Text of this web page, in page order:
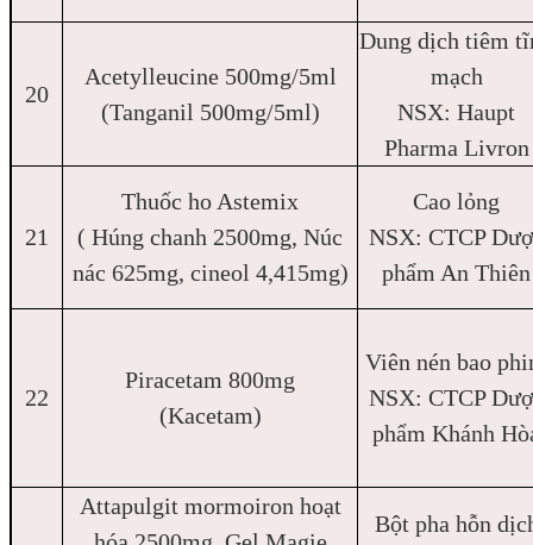
20
Acetylleucine 500mg/5ml
(Tanganil 500mg/5ml)
Dung dịch tiêm
mạch
NSX: Haupt
Pharma Livron
21
Thuốc ho Astemix
( Húng chanh 2500mg, Núc
nác 625mg, cineol 4,415mg)
Cao lỏng
NSX: CTCP
phẩm An Thiên
22
Piracetam 800mg
(Kacetam)
Viên nén bao
NSX: CTCP
phẩm Khánh
Attapulgit mormoiron hoạt
Bột pha hỗn